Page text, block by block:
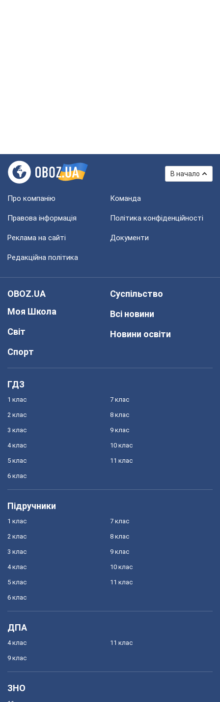
В начало
Про компанію Команда
Правова інформація Політика конфіденційності
Реклама на сайті Документи
Редакційна політика
OBOZ.UA
Моя Школа
Світ
Спорт
Суспільство
Всі новини
Новини освіти
ГДЗ
1 клас
2 клас
3 клас
4 клас
5 клас
6 клас
7 клас
8 клас
9 клас
10 клас
11 клас
Підручники
1 клас
2 клас
3 клас
4 клас
5 клас
6 клас
7 клас
8 клас
9 клас
10 клас
11 клас
ДПА
4 клас
9 клас
11 клас
ЗНО